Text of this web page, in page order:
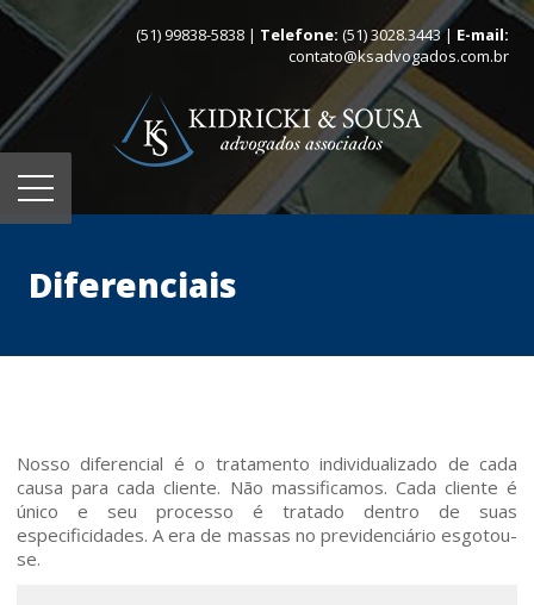
(51) 99838-5838 | Telefone: (51) 3028.3443 | E-mail:
contato@ksadvogados.com.br
Diferenciais
Nosso diferencial é o tratamento individualizado de cada
causa para cada cliente. Não massificamos. Cada cliente é
único e seu processo é tratado dentro de suas
especificidades. A era de massas no previdenciário esgotou-
se.